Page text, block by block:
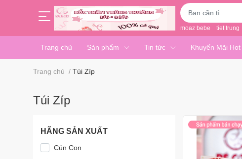
moaz bebe tiet trung
Trang chủ Sản phẩm Tin tức Khuyến Mãi Hot
Trang chủ / Túi Zíp
Túi Zíp
HÃNG SẢN XUẤT
Cún Con